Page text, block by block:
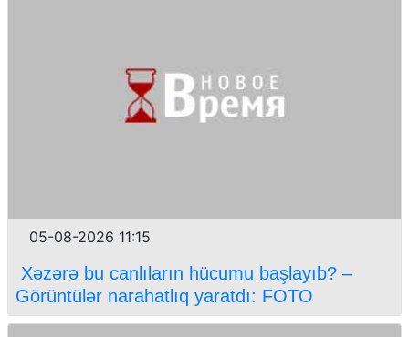
05-08-2026 11:15
Xəzərə bu canlıların hücumu başlayıb? –
Görüntülər narahatlıq yaratdı: FOTO